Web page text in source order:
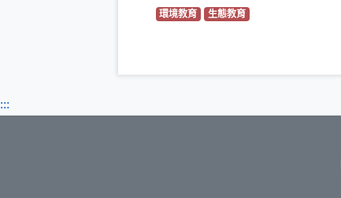
環境教育（另開新視窗）
生態教育（另開新視窗）
:::